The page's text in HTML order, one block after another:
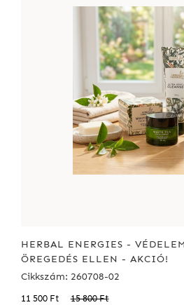
HERBAL ENERGIES -
ÖREGEDÉS ELLEN - AKCIÓ!
Cikkszám: 260708-02
11 500 Ft 15 800 Ft